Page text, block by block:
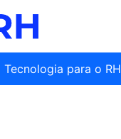
Tecnologia para o RH